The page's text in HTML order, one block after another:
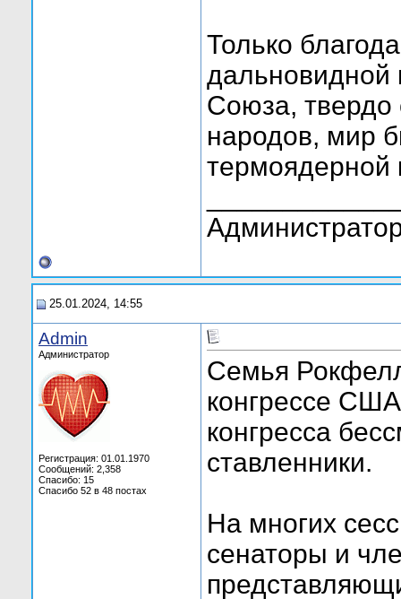
Только
дальновидной
Союза, твердо
народов, мир
термоядерной
25.01.2024, 14:55
Admin
Администратор
Регистрация: 01.01.1970
Сообщений: 2,358
Спасибо: 15
Спасибо 52 в 48 постах
Семья
конгрессе
конгресса
ставленники.
На многих
сенаторы и